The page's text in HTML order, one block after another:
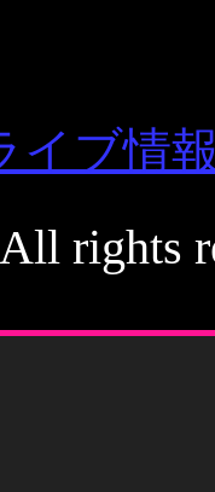
イブ情報
rights